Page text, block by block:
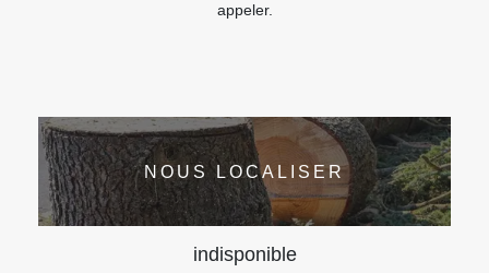
appeler.
NOUS LOCALISER
indisponible